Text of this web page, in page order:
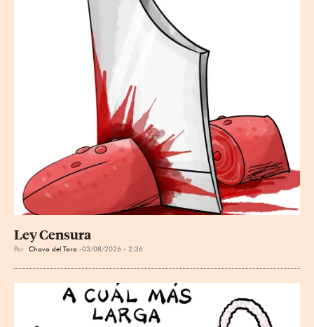
Ley Censura
Por Chavo del Toro 03/08/2026 - 2:36